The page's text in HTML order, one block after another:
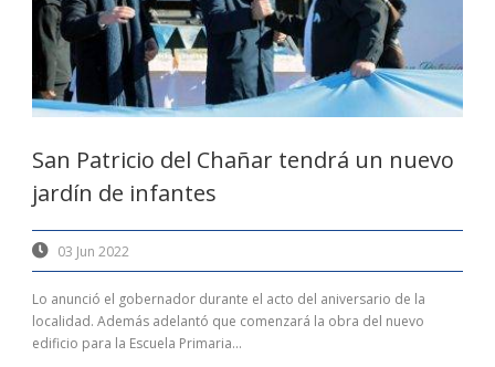
San Patricio del Chañar tendrá un nuevo
jardín de infantes
03 Jun 2022
Lo anunció el gobernador durante el acto del aniversario de la
localidad. Además adelantó que comenzará la obra del nuevo
edificio para la Escuela Primaria...